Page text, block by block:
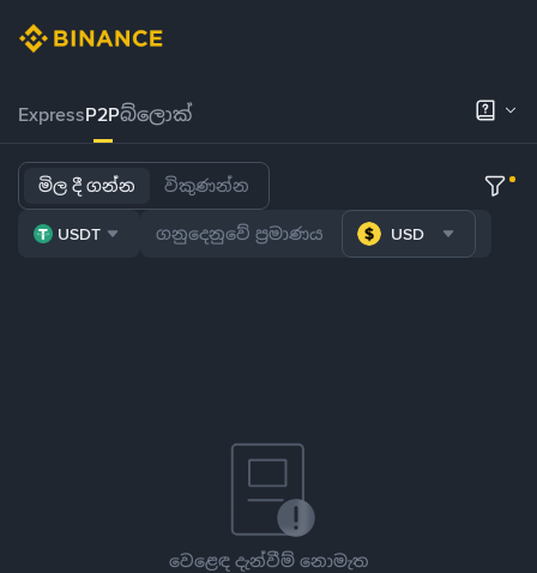
ExpressP2Pබ්ලොක්
මිල දී ගන්න විකුණන්න
USDT USD
වෙළෙඳ දැන්වීම් නොමැත